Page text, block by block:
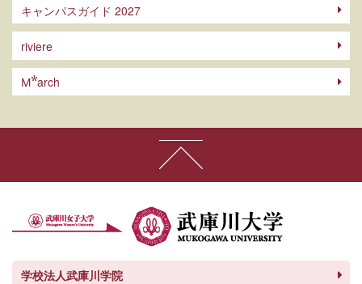
キャンパスガイド 2027
riviere
M arch
学校法人武庫川学院